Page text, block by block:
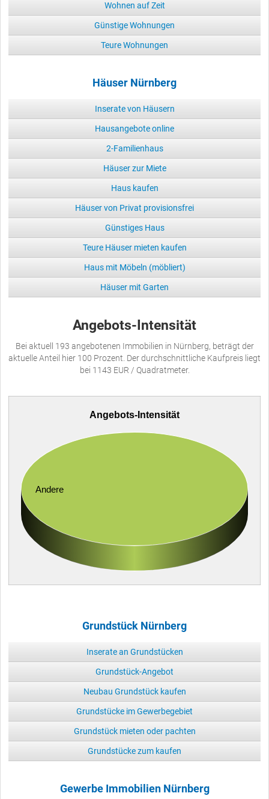
Wohnen auf Zeit
Günstige Wohnungen
Teure Wohnungen
Häuser Nürnberg
Inserate von Häusern
Hausangebote online
2-Familienhaus
Häuser zur Miete
Haus kaufen
Häuser von Privat provisionsfrei
Günstiges Haus
Teure Häuser mieten kaufen
Haus mit Möbeln (möbliert)
Häuser mit Garten
Angebots-Intensität
Bei aktuell 193 angebotenen Immobilien in Nürnberg, beträgt der
aktuelle Anteil hier 100 Prozent. Der durchschnittliche Kaufpreis liegt
bei 1143 EUR / Quadratmeter.
Angebots-Intensität
Andere
Grundstück Nürnberg
Inserate an Grundstücken
Grundstück-Angebot
Neubau Grundstück kaufen
Grundstücke im Gewerbegebiet
Grundstück mieten oder pachten
Grundstücke zum kaufen
Gewerbe Immobilien Nürnberg